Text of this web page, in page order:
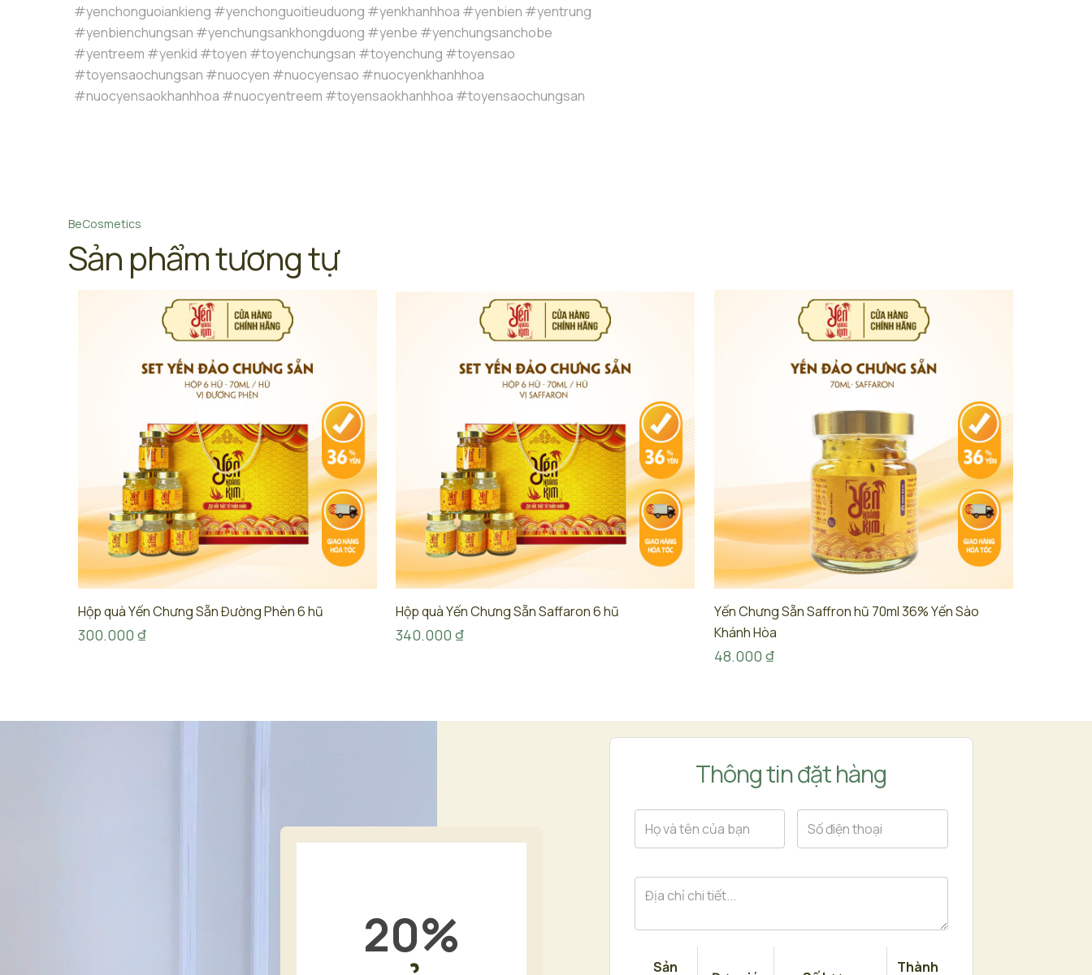
#yenchonguoiankieng #yenchonguoitieuduong #yenkhanhhoa #yenbien #yentrung
#yenbienchungsan #yenchungsankhongduong #yenbe #yenchungsanchobe
#yentreem #yenkid #toyen #toyenchungsan #toyenchung #toyensao
#toyensaochungsan #nuocyen #nuocyensao #nuocyenkhanhhoa
#nuocyensaokhanhhoa #nuocyentreem #toyensaokhanhhoa #toyensaochungsan
BeCosmetics
Sản phẩm tương tự
Hộp quà Yến Chưng Sẵn Đường Phèn 6 hũ
300.000 ₫
Hộp quà Yến Chưng Sẵn Saffaron 6 hũ
340.000₫
Yến Chưng Sẵn Saffron hũ 70ml 36% Yến Sào
Khánh Hòa
48.000 ₫
20%
Thông tin đặt hàng
Sản Thành